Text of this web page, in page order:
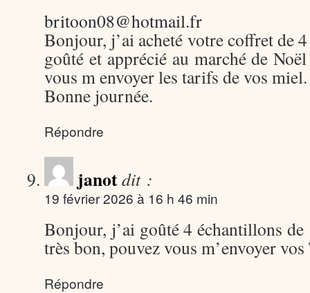
britoon08@hotmail.fr
Bonjour, j’ai acheté votre coffret de
goûté et apprécié au marché de
vous m envoyer les tarifs de vos miel.
Bonne journée.
Répondre
janotdit :
19 février 2026 à 16 h 46 min
Bonjour, j’ai goûté 4 échantillons
très bon, pouvez vous m’envoyer
Répondre